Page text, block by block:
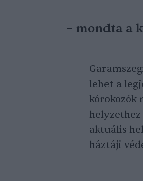
– mondta a
lehet a
kórokozók
aktuális
háztáji